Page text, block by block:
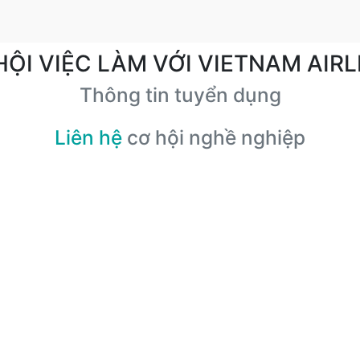
VIỆC LÀM VỚI VIETNAM
Thông tin tuyển dụng
Liên hệ cơ hội nghề nghiệp